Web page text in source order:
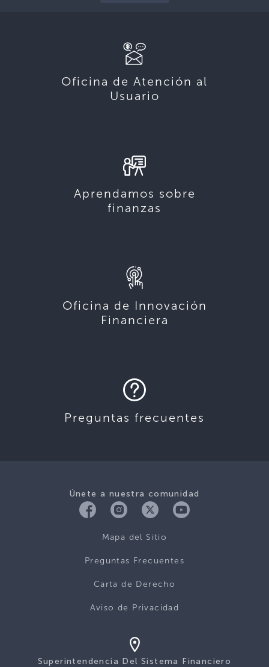
Oficina de Atención al
Usuario
Aprendamos sobre
finanzas
Oficina de Innovación
Financiera
Preguntas frecuentes
Únete a nuestra comunidad
Mapa del Sitio
Preguntas Frecuentes
Carta de Derecho
Aviso de Privacidad
Superintendencia Del Sistema Financiero